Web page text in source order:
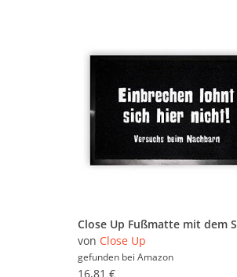
von Close Up
gefunden bei Amazon
16,81 €